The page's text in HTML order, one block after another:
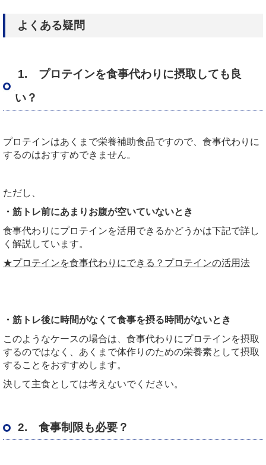
よくある疑問
1. プロテインを食事代わりに摂取しても良
い？
プロテインはあくまで栄養補助食品ですので、食事代わりに
するのはおすすめできません。
ただし、
・筋トレ前にあまりお腹が空いていないとき
食事代わりにプロテインを活用できるかどうかは下記で詳し
く解説しています。
★プロテインを食事代わりにできる？プロテインの活用法
・筋トレ後に時間がなくて食事を摂る時間がないとき
このようなケースの場合は、食事代わりにプロテインを摂取
するのではなく、あくまで体作りのための栄養素として摂取
することをおすすめします。
決して主食としては考えないでください。
2. 食事制限も必要？